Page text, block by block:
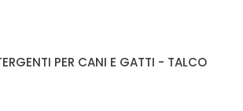
PER CANI E GATTI - TALCO